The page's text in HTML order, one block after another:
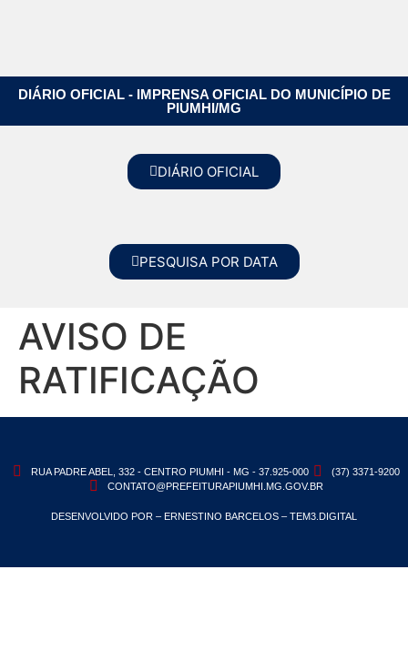
DIÁRIO OFICIAL - IMPRENSA OFICIAL DO MUNICÍPIO DE
PIUMHI/MG
DIÁRIO OFICIAL
PESQUISA POR DATA
AVISO DE
RATIFICAÇÃO
RUA PADRE ABEL, 332 - CENTRO PIUMHI - MG - 37.925-000
(37) 3371-9200
CONTATO@PREFEITURAPIUMHI.MG.GOV.BR
DESENVOLVIDO POR – ERNESTINO BARCELOS – TEM3.DIGITAL